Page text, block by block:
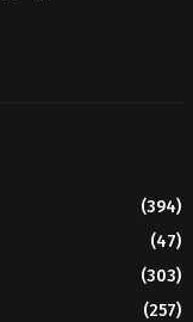
(394)
(47)
(303)
(257)